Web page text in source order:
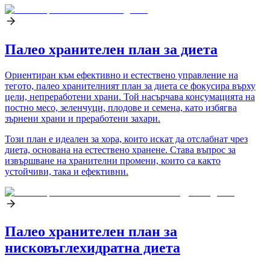
Палео хранителен план за диета
Ориентиран към ефективно и естествено управление на
тегото, палео хранителният план за диета се фокусира върху
цели, непреработени храни. Той насърчава консумацията на
постно месо, зеленчуци, плодове и семена, като избягва
зърнени храни и преработени захари.
Този план е идеален за хора, които искат да отслабнат чрез
диета, основана на естествено хранене. Става въпрос за
извършване на хранителни промени, които са както
устойчиви, така и ефективни.
Палео хранителен план за
нисковъглехидратна диета